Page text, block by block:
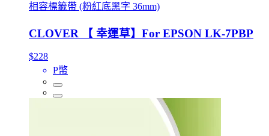
相容標籤帶 (粉紅底黑字 36mm)
CLOVER 【 幸運草】For EPSON LK-7PBP
$228
P幣